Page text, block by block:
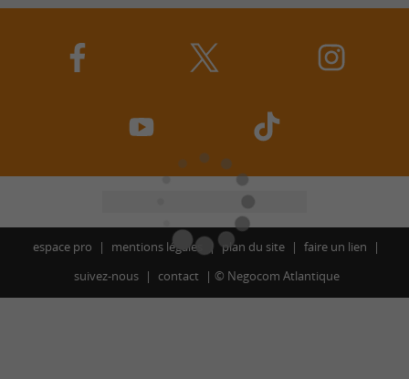
espace pro mentions légales plan du site
faire un lien
suivez-nous
contact © Negocom Atlantique